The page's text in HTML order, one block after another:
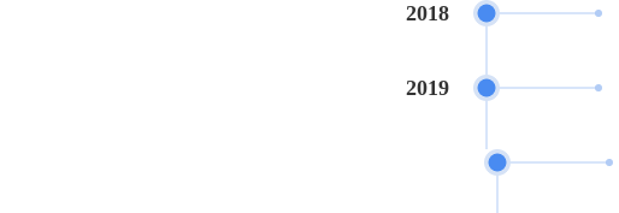
2018
2019